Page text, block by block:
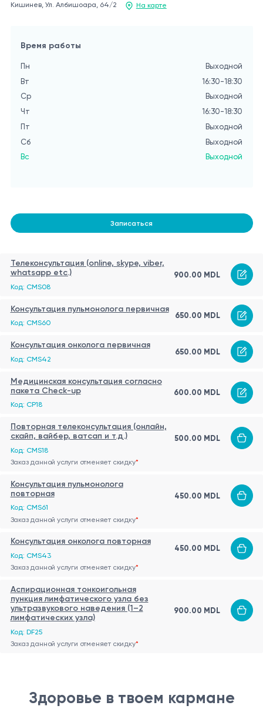
Кишинев, Ул. Албишоара, 64/2 На карте
Время работы
Пн
Выходной
Вт
16:30-18:30
Ср
Выходной
Чт
16:30-18:30
Пт
Выходной
Сб
Выходной
Вс
Выходной
Записаться
Телеконсультация (online, skype, viber,
whatsapp etc.)
Код: CMS08
900.00 MDL
Консультация пульмонолога первичная
Код: CMS60
650.00 MDL
Консультация онколога первичная
Код: CMS42
650.00 MDL
Медицинская консультация согласно
пакета Check-up
Код: CP18
600.00 MDL
Повторная телеконсультация (онлайн,
скайп, вайбер, ватсап и т.д.)
Код: CMS18
500.00 MDL
Заказ данной услуги отменяет скидку*
Консультация пульмонолога
повторная
Код: CMS61
450.00 MDL
Заказ данной услуги отменяет скидку*
Консультация онколога повторная
Код: CMS43
450.00 MDL
Заказ данной услуги отменяет скидку*
Аспирационная тонкоигольная
пункция лимфатического узла без
ультразвукового наведения (1–2
лимфатических узла)
Код: DF25
900.00 MDL
Заказ данной услуги отменяет скидку*
Здоровье в твоем кармане